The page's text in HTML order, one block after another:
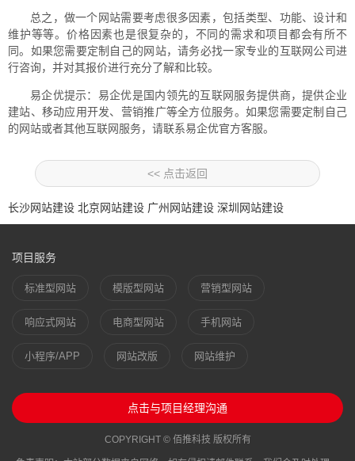
总之，做一个网站需要考虑很多因素，包括类型、功能、设计和
维护等等。价格因素也是很复杂的，不同的需求和项目都会有所不
同。如果您需要定制自己的网站，请务必找一家专业的互联网公司进
行咨询，并对其报价进行充分了解和比较。
易企优提示：易企优是国内领先的互联网服务提供商，提供企业
建站、移动应用开发、营销推广等全方位服务。如果您需要定制自己
的网站或者其他互联网服务，请联系易企优官方客服。
<< 点击返回
长沙网站建设 北京网站建设 广州网站建设 深圳网站建设
项目服务
标准型网站 模版型网站 营销型网站
响应式网站 电商型网站 手机网站
小程序/APP 网站改版 网站维护
点击与项目经理沟通
COPYRIGHT © 佰推科技 版权所有